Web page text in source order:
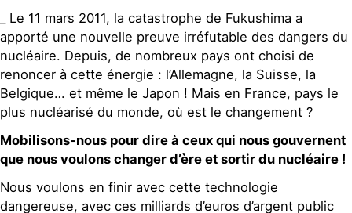
_ Le 11 mars 2011, la catastrophe de Fukushima a
apporté une nouvelle preuve irréfutable des dangers du
nucléaire. Depuis, de nombreux pays ont choisi de
renoncer à cette énergie : l’Allemagne, la Suisse, la
Belgique… et même le Japon ! Mais en France, pays le
plus nucléarisé du monde, où est le changement ?
Mobilisons-nous pour dire à ceux qui nous gouvernent
que nous voulons changer d’ère et sortir du nucléaire !
Nous voulons en finir avec cette technologie
dangereuse, avec ces milliards d’euros d’argent public